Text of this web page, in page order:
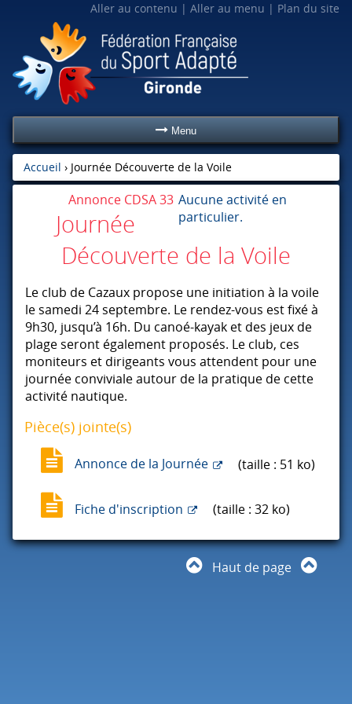
Aller au contenu Aller au menu Plan du site
Menu
Accueil › Journée Découverte de la Voile
Annonce CDSA 33 Aucune activité en
particulier.
Journée
Découverte de la Voile
Le club de Cazaux propose une initiation à la voile
le samedi 24 septembre. Le rendez-vous est fixé à
9h30, jusqu’à 16h. Du canoé-kayak et des jeux de
plage seront également proposés. Le club, ces
moniteurs et dirigeants vous attendent pour une
journée conviviale autour de la pratique de cette
activité nautique.
Pièce(s) jointe(s)
Annonce de la Journée (taille : 51 ko)
Fiche d'inscription (taille : 32 ko)
Haut de page